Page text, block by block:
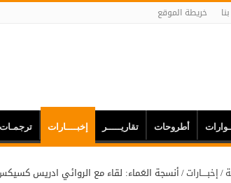
خريطة الموقع
أطروحات تقاريـــــر إخبــــارات
/إخبــــارات/أنسجة العَماء: لقاء مع الروائي ادريس